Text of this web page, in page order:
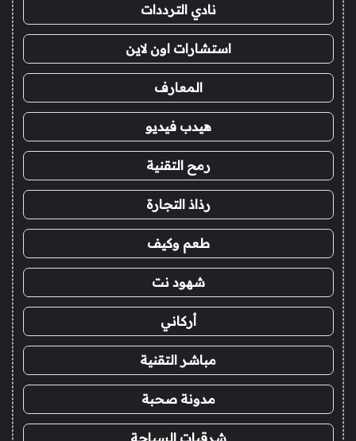
نادي الترددات
استشارات اون لاين
المعارف
هيدب فيديو
رمح التقنية
رذاذ التجارة
طعم وكيف
شهود نت
أركاني
مباشر التقنية
مدونة صحبة
شرقيات السياحة